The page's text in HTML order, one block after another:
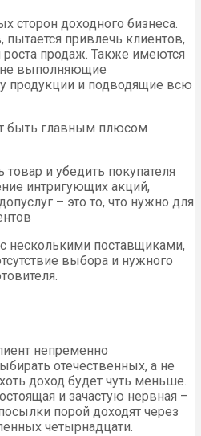
сторон доходного бизнеса.
привлечь клиентов,
продаж. Также имеются
выполняющие
продукции и подводящие всю
быть главным плюсом
и убедить покупателя
интригующих акций,
– это то, что нужно для
с несколькими поставщиками,
выбора и нужного
непременно
отечественных, а не
доход будет чуть меньше.
и зачастую нервная –
порой доходят через
четырнадцати.